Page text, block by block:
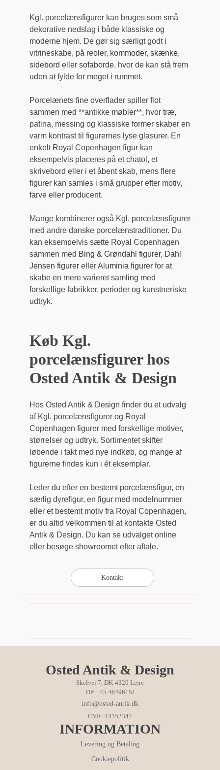
Kgl. porcelænsfigurer kan bruges som små
dekorative nedslag i både klassiske og
moderne hjem. De gør sig særligt godt i
vitrineskabe, på reoler, kommoder, skænke,
sidebord eller sofaborde, hvor de kan stå frem
uden at fylde for meget i rummet.
Porcelænets fine overflader spiller flot
sammen med **antikke møbler**, hvor træ,
patina, messing og klassiske former skaber en
varm kontrast til figurernes lyse glasurer. En
enkelt Royal Copenhagen figur kan
eksempelvis placeres på et chatol, et
skrivebord eller i et åbent skab, mens flere
figurer kan samles i små grupper efter motiv,
farve eller producent.
Mange kombinerer også Kgl. porcelænsfigurer
med andre danske porcelænstraditioner. Du
kan eksempelvis sætte Royal Copenhagen
sammen med Bing & Grøndahl figurer, Dahl
Jensen figurerellerAluminia figurerfor at
skabe en mere varieret samling med
forskellige fabrikker, perioder og kunstneriske
udtryk.
Køb Kgl.
porcelænsfigurer hos
Osted Antik & Design
Hos Osted Antik & Design finder du et udvalg
af Kgl. porcelænsfigurer og Royal
Copenhagen figurer med forskellige motiver,
størrelser og udtryk. Sortimentet skifter
løbende i takt med nye indkøb, og mange af
figurerne findes kun i ét eksemplar.
Leder du efter en bestemt porcelænsfigur, en
særlig dyrefigur, en figur med modelnummer
eller et bestemt motiv fra Royal Copenhagen,
er du altid velkommen til at kontakte Osted
Antik & Design. Du kan se udvalget online
eller besøge showroomet efter aftale.
Osted Antik & Design
Skelvej 7, DK-4320 Lejre
Tlf: +45 46496151
info@osted-antik.dk
CVR: 44152347
INFORMATION
Levering og Betaling
Cookiepolitik